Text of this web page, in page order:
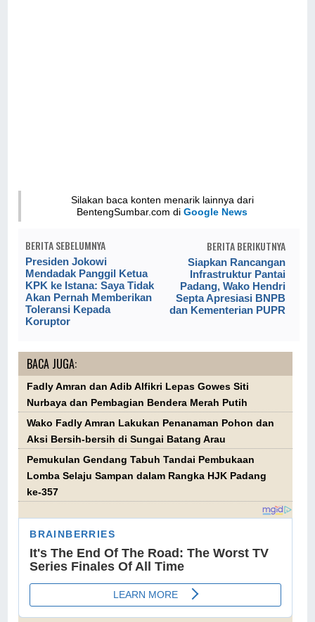
Silakan baca konten menarik lainnya dari
BentengSumbar.com diGoogle News
BERITA SEBELUMNYA
Presiden Jokowi
Mendadak Panggil Ketua
KPK ke Istana: Saya Tidak
Akan Pernah Memberikan
Toleransi Kepada
Koruptor
BERITA BERIKUTNYA
Siapkan Rancangan
Infrastruktur Pantai
Padang, Wako Hendri
Septa Apresiasi BNPB
dan Kementerian PUPR
BACA JUGA:
Fadly Amran dan Adib Alfikri Lepas Gowes Siti
Nurbaya dan Pembagian Bendera Merah Putih
Wako Fadly Amran Lakukan Penanaman Pohon dan
Aksi Bersih-bersih di Sungai Batang Arau
Pemukulan Gendang Tabuh Tandai Pembukaan
Lomba Selaju Sampan dalam Rangka HJK Padang
ke-357